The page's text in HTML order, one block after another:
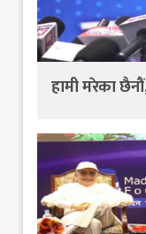
हामी मरेका